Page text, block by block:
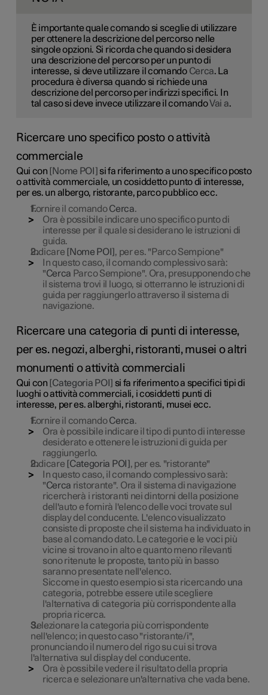
È importante quale comando si sceglie di utilizzare
per ottenere la descrizione del percorso nelle
singole opzioni. Si ricorda che quando si desidera
una descrizione del percorso per un punto di
interesse, si deve utilizzare il comando Cerca. La
procedura è diversa quando si richiede una
descrizione del percorso per indirizzi specifici. In
tal caso si deve invece utilizzare il comandoVai a.
Ricercare uno specifico posto o attività
commerciale
Qui con [Nome POI] si fa riferimento a uno specifico posto
o attività commerciale, un cosiddetto punto di interesse,
per es. un albergo, ristorante, parco pubblico ecc.
Fornire il comandoCerca.
Ora è possibile indicare uno specifico punto di
interesse per il quale si desiderano le istruzioni di
guida.
Indicare [Nome POI] , per es. "Parco Sempione"
In questo caso, il comando complessivo sarà:
"Cerca Parco Sempione". Ora, presupponendo che
il sistema trovi il luogo, si otterranno le istruzioni di
guida per raggiungerlo attraverso il sistema di
navigazione.
Ricercare una categoria di punti di interesse,
per es. negozi, alberghi, ristoranti, musei o altri
monumenti o attività commerciali
Qui con [Categoria POI] si fa riferimento a specifici tipi di
luoghi o attività commerciali, i cosiddetti punti di
interesse, per es. alberghi, ristoranti, musei ecc.
Fornire il comandoCerca.
Ora è possibile indicare il tipo di punto di interesse
desiderato e ottenere le istruzioni di guida per
raggiungerlo.
Indicare [Categoria POI] , per es. "ristorante"
In questo caso, il comando complessivo sarà:
"Cerca ristorante". Ora il sistema di navigazione
ricercherà i ristoranti nei dintorni della posizione
dell'auto e fornirà l'elenco delle voci trovate sul
display del conducente. L'elenco visualizzato
consiste di proposte che il sistema ha individuato in
base al comando dato. Le categorie e le voci più
vicine si trovano in alto e quanto meno rilevanti
sono ritenute le proposte, tanto più in basso
saranno presentate nell'elenco.
Siccome in questo esempio si sta ricercando una
categoria, potrebbe essere utile scegliere
l'alternativa di categoria più corrispondente alla
propria ricerca.
Selezionare la categoria più corrispondente
nell'elenco; in questo caso "ristorante/i",
pronunciando il numero del rigo su cui si trova
l'alternativa sul display del conducente.
Ora è possibile vedere il risultato della propria
ricerca e selezionare un'alternativa che vada bene.